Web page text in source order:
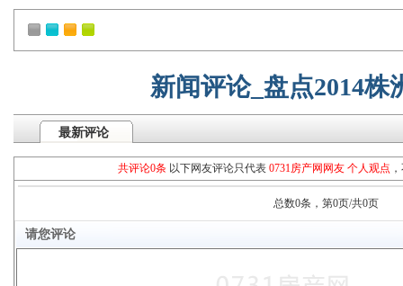
新闻评论_盘点2014
最新评论
共评论0条 以下网友评论只代表 0731房产网网友 个人观点
总数0条，第0页/共0页
请您评论